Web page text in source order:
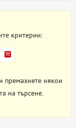
критерии:
премахнете някои
на търсене.